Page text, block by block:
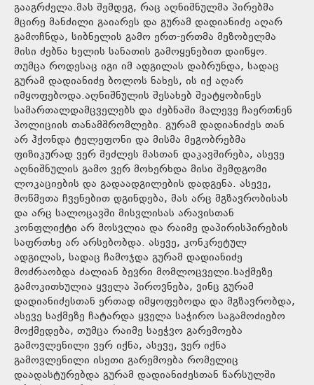
გააგრძელა.მას შემდეგ, რაც აღნიშნულმა პირებმა
მცირე მანძილი გაიარეს და გურამ დადიანიძე აღარ
გამოჩნდა, სიბნელის გამო ერთ-ერთმა მეზობელმა
მისი ძებნა ხელის სანათის გამოყენებით დაიწყო.
თუმცა როდესაც იგი იმ ადგილას დაბრუნდა, სადაც
გურამ დადიანიძე ბოლოს ნახეს, ის იქ აღარ
იმყოფებოდა.აღნიშნულის შესახებ შეატყობინეს
სამართალდამცველებს და ძებნაში მალევე ჩაერთნენ
პოლიციის თანამშრომლები. გურამ დადიანიძეს თან
არ ჰქონდა ტელეფონი და მისმა მეგობრებმა
ფიზიკურად ვერ შეძლეს მასთან დაკავშირება, ასევე
აღნიშნულის გამო ვერ მოხერხდა მისი შემდგომი
ლოკაციების და გადაადგილების დადგენა. ასევე,
მოწმეთა ჩვენებით დგინდება, მას არც მგზავრობისას
და არც სალოცავში მისვლისას არავისთან
კონფლიქტი არ მოსვლია და რაიმე დაპირისპირების
საფრთხე არ არსებობდა. ასევე, კონკრეტულ
ადგილას, სადაც ჩამოჯდა გურამ დადიანიძე
მოძრაობდა ძალიან ბევრი მომლოცველი.საქმეზე
გამოკითხულია ყველა პიროვნება, ვინც გურამ
დადიანიძესთან ერთად იმყოფებოდა და მგზავრობდა,
ასევე საქმეზე ჩატარდა ყველა საჭირო საგამოძიებო
მოქმედება, თუმცა რაიმე საეჭვო გარემოება
გამოვლენილი ვერ იქნა, ასევე, ვერ იქნა
გამოვლენილი ისეთი გარემოება რომელიც
დაადასტურებდა გურამ დადიანიძესთან წარსულში